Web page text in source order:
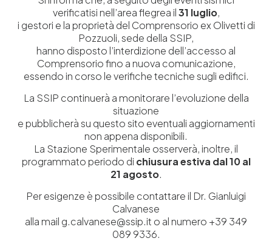
PREVIOUS ARTICOLO NEXT ARTICOLO
Related Posts
Letture presso la Biblioteca News Notizia per ricerca
verificatisi nell’area flegrea il31 luglio,
i gestori e la proprietà del Comprensorio ex Olivetti di
Pozzuoli, sede della SSIP,
hanno disposto l’interdizione dell’accesso al
Comprensorio fino a nuova comunicazione,
essendo in corso le verifiche tecniche sugli edifici.
La SSIP continuerà a monitorare l’evoluzione della
situazione
e pubblicherà su questo sito eventuali aggiornamenti
non appena disponibili.
La Stazione Sperimentale osserverà, inoltre, il
programmato periodo di chiusura estiva dal 10 al
21 agosto.
Per esigenze è possibile contattare il Dr. Gianluigi
Calvanese
alla mail g.calvanese@ssip.it o al numero +39 349
089 9336.